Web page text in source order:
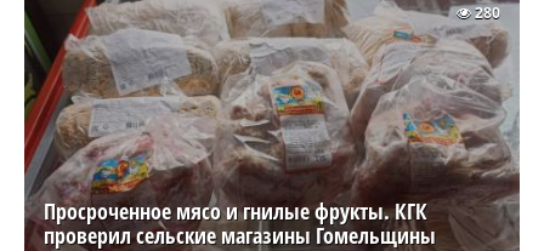
Просроченное мясо и гнилые фрукты. КГК
проверил сельские магазины Гомельщины
280